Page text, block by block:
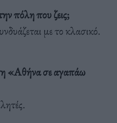
πόλη που ζεις;
με το κλασικό.
«Αθήνα σε αγαπάω